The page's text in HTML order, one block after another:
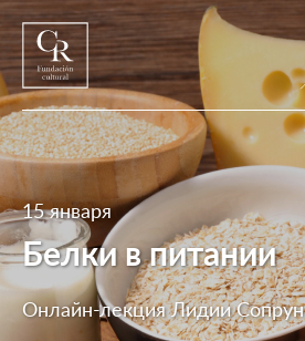
15 января
Белки в питании
Онлайн-лекция Лидии Сопрун